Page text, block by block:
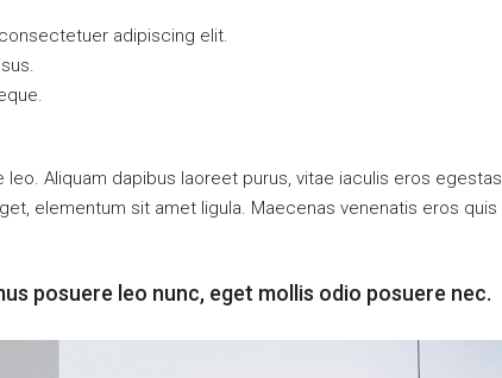
adipiscing elit.
leo. Aliquam dapibus laoreet purus, vitae iaculis eros egestas
elementum sit amet ligula. Maecenas venenatis eros quis
posuere leo nunc, eget mollis odio posuere nec.